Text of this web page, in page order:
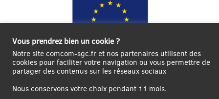
Ce site internet a été cofinancé par l’Union européenne avec le Fonds
Vous prendrez bien un cookie ?
Notre site comcom-sgc.fr et nos partenaires utilisent des
cookies pour faciliter votre navigation ou vous permettre de
partager des contenus sur les réseaux sociaux
Nous conservons votre choix pendant 11 mois.